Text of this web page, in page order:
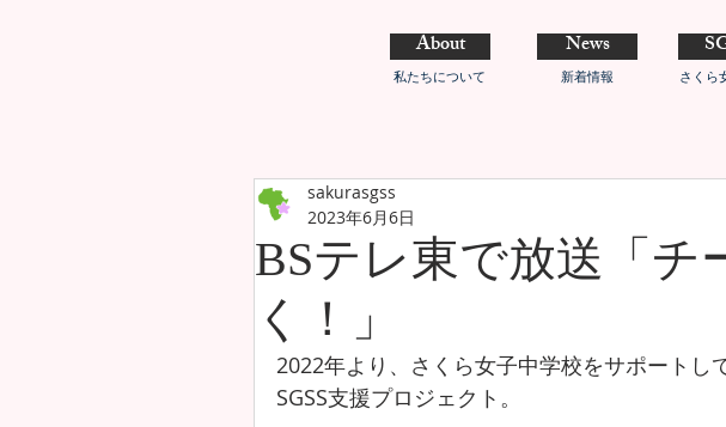
About
私たちについて
News
新着情報 さくら
BSテレ東で放送「チ
く！」
sakurasgss
2023年6月6日
2022年より、さくら女子中学校をサポートし
SGSS支援プロジェクト。